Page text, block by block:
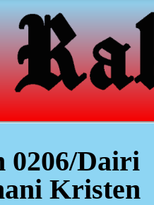
0206/Dairi
Kristen